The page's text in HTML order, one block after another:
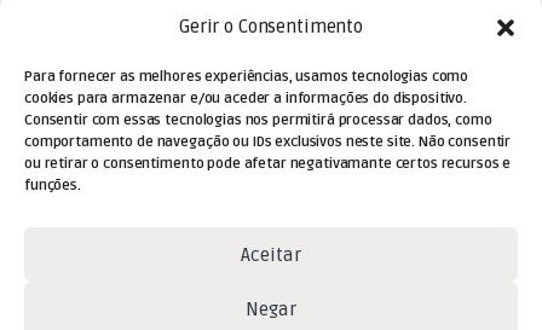
Gerir o Consentimento
Para fornecer as melhores experiências, usamos tecnologias como
cookies para armazenar e/ou aceder a informações do dispositivo.
Consentir com essas tecnologias nos permitirá processar dados, como
comportamento de navegação ou IDs exclusivos neste site. Não consentir
ou retirar o consentimento pode afetar negativamante certos recursos e
funções.
Aceitar
Negar
Dúvidas? Contacte-nos!